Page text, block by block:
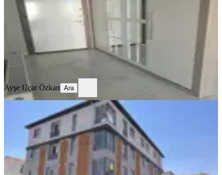
4.5+1·
32.000 ₺
Ayşe Uçar Özkan
Ayşe Uçar Özkan Ara
Remax Dem'den İnönü Mah.yerden
Isıtmalı Kiralık 2+0 Lüx Daireler
Merkez, İnönü Mahallesi
2+0
70 m² 3. Kat· 29.07.2026